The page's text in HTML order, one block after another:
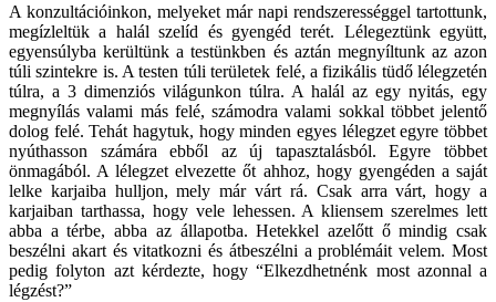
A konzultációinkon, melyeket már napi rendszerességgel tartottunk,
megízleltük a halál szelíd és gyengéd terét. Lélegeztünk együtt,
egyensúlyba kerültünk a testünkben és aztán megnyíltunk az azon
túli szintekre is. A testen túli területek felé, a fizikális tüdő lélegzetén
túlra, a 3 dimenziós világunkon túlra. A halál az egy nyitás, egy
megnyílás valami más felé, számodra valami sokkal többet jelentő
dolog felé. Tehát hagytuk, hogy minden egyes lélegzet egyre többet
nyúthasson számára ebből az új tapasztalásból. Egyre többet
önmagából. A lélegzet elvezette őt ahhoz, hogy gyengéden a saját
lelke karjaiba hulljon, mely már várt rá. Csak arra várt, hogy a
karjaiban tarthassa, hogy vele lehessen. A kliensem szerelmes lett
abba a térbe, abba az állapotba. Hetekkel azelőtt ő mindig csak
beszélni akart és vitatkozni és átbeszélni a problémáit velem. Most
pedig folyton azt kérdezte, hogy “Elkezdhetnénk most azonnal a
légzést?”